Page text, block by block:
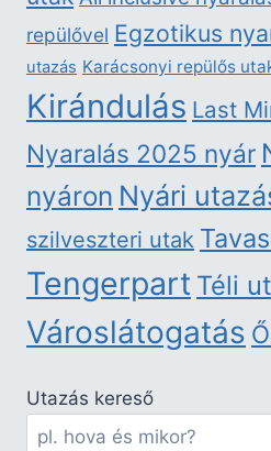
repülővel Egzotikus
utazás Karácsonyi repülős
Kirándulás Last
Nyaralás 2025 nyár
nyáron Nyári
szilveszteri utak
Tengerpart Téli
Városlátogatás
Utazás kereső